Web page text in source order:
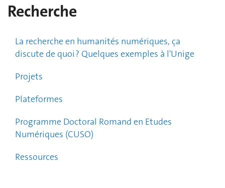
Recherche
La recherche en humanités numériques, ça
discute de quoi ? Quelques exemples à l'Unige
Projets
Plateformes
Programme Doctoral Romand en Etudes
Numériques (CUSO)
Ressources